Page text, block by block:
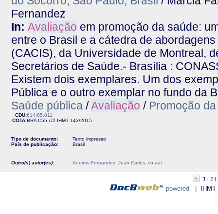
Fernandez
In: Avaliação em promoção da saúde:
entre o Brasil e a cátedra de
(CACIS), da Universidade de Montreal,
Secretários de Saúde.- Brasília :
Existem dois exemplares. Um dos
Pública e o outro exemplar no fundo da
Saúde pública /Avaliação / Promoção
CDU:614:65.011
COTA:BRA C55 c/2 IHMT 143/2015
Tipo de documento:
Texto impresso
País de publicação:
Brasil
Outro(s) autor(es): Aneiros Fernandez, Juan Carlos, co-aut.
1 2
powered | IHMT -